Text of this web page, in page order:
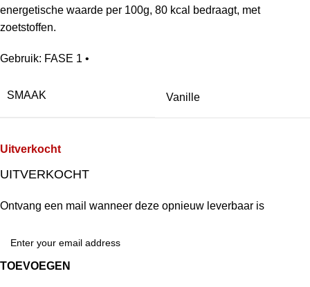
energetische waarde per 100g, 80 kcal bedraagt, met
zoetstoffen.
Gebruik: FASE 1 •
SMAAK Vanille
Uitverkocht
UITVERKOCHT
Ontvang een mail wanneer deze opnieuw leverbaar is
TOEVOEGEN